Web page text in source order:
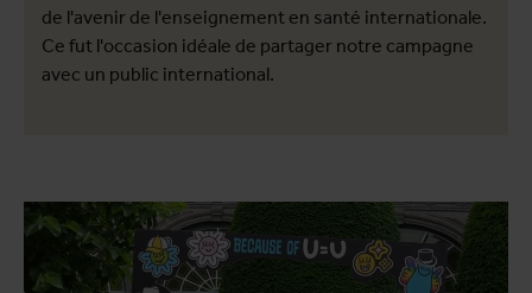
de l'avenir de l'enseignement en santé internationale.
Ce fut l'occasion idéale de partager notre campagne
avec un public international.